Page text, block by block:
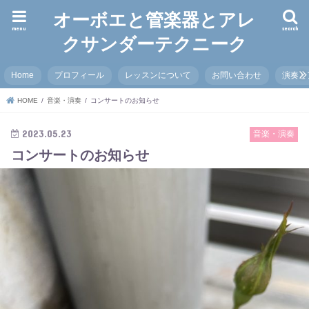
オーボエと管楽器とアレ
クサンダーテクニーク
search
menu
Home プロフィール レッスンについて お問い合わせ 演奏と
HOME 音楽・演奏 コンサートのお知らせ
音楽・演奏
2023.05.23
コンサートのお知らせ